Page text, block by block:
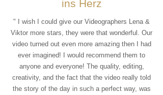
ins Herz
" I wish I could give our Videographers Lena &
Viktor more stars, they were that wonderful. Our
video turned out even more amazing then I had
ever imagined! I would recommend them to
anyone and everyone! The quality, editing,
creativity, and the fact that the video really told
the story of the day in such a perfect way, was